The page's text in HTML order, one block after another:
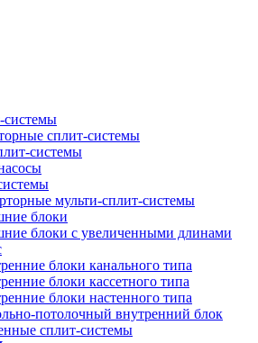
системы
сплит-системы
системы
мульти-сплит-системы
блоки
блоки с увеличенными длинами
блоки канального типа
блоки кассетного типа
блоки настенного типа
потолочный внутренний блок
сплит-системы